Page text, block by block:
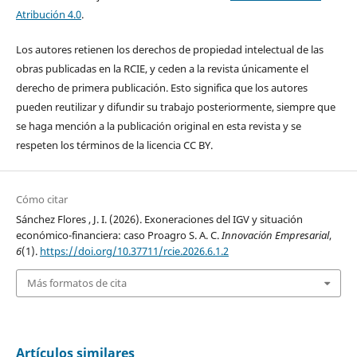
Atribución 4.0.
Los autores retienen los derechos de propiedad intelectual de las
obras publicadas en la RCIE, y ceden a la revista únicamente el
derecho de primera publicación. Esto significa que los autores
pueden reutilizar y difundir su trabajo posteriormente, siempre que
se haga mención a la publicación original en esta revista y se
respeten los términos de la licencia CC BY.
Cómo citar
Sánchez Flores , J. I. (2026). Exoneraciones del IGV y situación
económico-financiera: caso Proagro S. A. C.Innovación Empresarial,
6(1). https://doi.org/10.37711/rcie.2026.6.1.2
Más formatos de cita
Artículos similares